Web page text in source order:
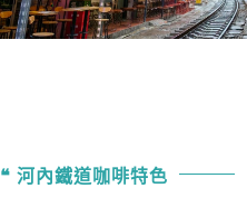
河內鐵道咖啡特色